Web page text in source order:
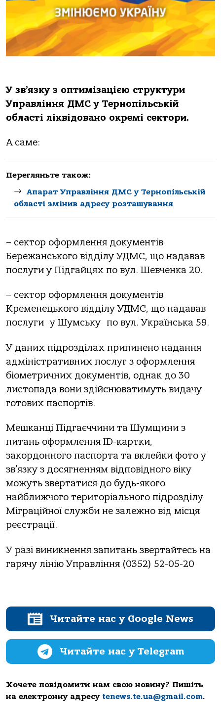
У зв’язку з оптимізацією структури
Управління ДМС у Тернопільській
області ліквідовано окремі сектори.
А саме:
Перегляньте також:
Апарат Управління ДМС у Тернопільській
області змінив адресу розташування
– сектор оформлення документів
Бережанського відділу УДМС, що надавав
послуги у Підгайцях по вул. Шевченка 20.
– сектор оформлення документів
Кременецького відділу УДМС, що надавав
послуги у Шумську по вул. Українська 59.
У даних підрозділах припинено надання
адміністративних послуг з оформлення
біометричних документів, однак до 30
листопада вони здійснюватимуть видачу
готових паспортів.
Мешканці Підгаєччини та Шумщини з
питань оформлення ID-картки,
закордонного паспорта та вклейки фото у
зв’язку з досягненням відповідного віку
можуть звертатися до будь-якого
найближчого територіального підрозділу
Міграційної служби не залежно від місця
реєстрації.
У разі виникнення запитань звертайтесь на
гарячу лінію Управління (0352) 52-05-20
Читайте нас у Google News
Читайте нас у Telegram
Хочете повідомити нам свою новину? Пишіть
на електронну адресу tenews.te.ua@gmail.com.